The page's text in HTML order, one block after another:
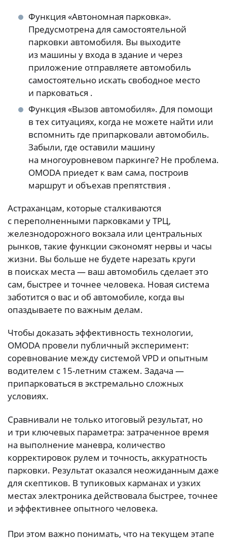
Функция «Автономная парковка».
Предусмотрена для самостоятельной
парковки автомобиля. Вы выходите
из машины у входа в здание и через
приложение отправляете автомобиль
самостоятельно искать свободное место
и парковаться .
Функция «Вызов автомобиля». Для помощи
в тех ситуациях, когда не можете найти или
вспомнить где припарковали автомобиль.
Забыли, где оставили машину
на многоуровневом паркинге? Не проблема.
OMODA приедет к вам сама, построив
маршрут и объехав препятствия .
Астраханцам, которые сталкиваются
с переполненными парковками у ТРЦ,
железнодорожного вокзала или центральных
рынков, такие функции сэкономят нервы и часы
жизни. Вы больше не будете нарезать круги
в поисках места — ваш автомобиль сделает это
сам, быстрее и точнее человека. Новая система
заботится о вас и об автомобиле, когда вы
опаздываете по важным делам.
Чтобы доказать эффективность технологии,
OMODA провели публичный эксперимент:
соревнование между системой VPD и опытным
водителем с 15-летним стажем. Задача —
припарковаться в экстремально сложных
условиях.
Сравнивали не только итоговый результат, но
и три ключевых параметра: затраченное время
на выполнение маневра, количество
корректировок рулем и точность, аккуратность
парковки. Результат оказался неожиданным даже
для скептиков. В тупиковых карманах и узких
местах электроника действовала быстрее, точнее
и эффективнее опытного человека.
При этом важно понимать, что на текущем этапе